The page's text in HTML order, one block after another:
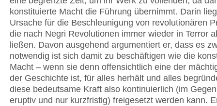
konstituierte Macht die Führung übernimmt. Darin
Ursache für die Beschleunigung von revolutionären
die nach Negri Revolutionen immer wieder in Terror
ließen. Davon ausgehend argumentiert er, dass es
notwendig ist sich damit zu beschäftigen wie die
Macht – wenn sie denn offensichtlich eine der
der Geschichte ist, für alles herhält und alles
diese bedeutsame Kraft also kontinuierlich (im
eruptiv und nur kurzfristig) freigesetzt werden kann.